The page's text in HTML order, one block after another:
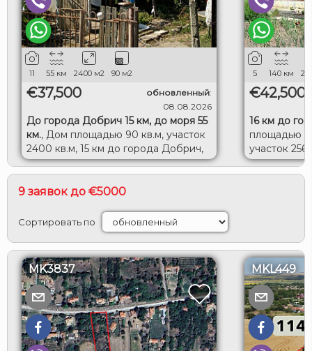
11 55 км 2400 м2 90 м2
€37,500 обновленный:
08.08.2026
До города Добрич 15 км, до моря 55
км., Дом площадью 90 кв.м, участок
2400 кв.м, 15 км до города Добрич,
55 км до моря.
5 140 км
€42,500
16 км до
площадью
участок
Исперих.
9 заявок до €5000
Сортировать по
MK3837 MKL449